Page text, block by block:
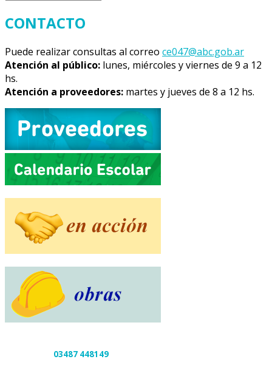
CONTACTO
Puede realizar consultas al correo ce047@abc.gob.ar
Atención al público: lunes, miércoles y viernes de 9 a 12
hs.
Atención a proveedores: martes y jueves de 8 a 12 hs.
03487 448149